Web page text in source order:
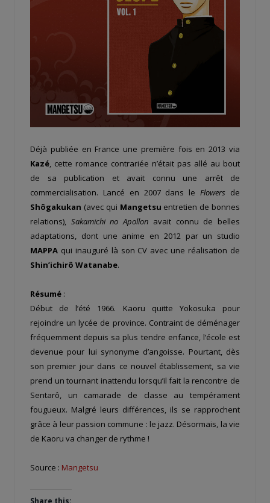
Déjà publiée en France une première fois en 2013 via
Kazé, cette romance contrariée n’était pas allé au bout
de sa publication et avait connu une arrêt de
commercialisation. Lancé en 2007 dans leFlowers de
Shôgakukan (avec qui Mangetsu entretien de bonnes
relations), Sakamichi no Apollon avait connu de belles
adaptations, dont une anime en 2012 par un studio
MAPPA qui inauguré là son CV avec une réalisation de
Shin’ichirô Watanabe.
Résumé :
Début de l’été 1966. Kaoru quitte Yokosuka pour
rejoindre un lycée de province. Contraint de déménager
fréquemment depuis sa plus tendre enfance, l’école est
devenue pour lui synonyme d’angoisse. Pourtant, dès
son premier jour dans ce nouvel établissement, sa vie
prend un tournant inattendu lorsqu’il fait la rencontre de
Sentarô, un camarade de classe au tempérament
fougueux. Malgré leurs différences, ils se rapprochent
grâce à leur passion commune : le jazz. Désormais, la vie
de Kaoru va changer de rythme !
Source : Mangetsu